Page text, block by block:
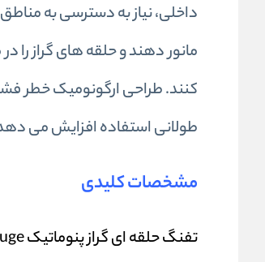
داخلی، نیاز به دسترسی به
مانور دهند و حلقه های گراز را
کنند. طراحی ارگونومیک خطر
طولانی استفاده افزایش می
مشخصات کلیدی